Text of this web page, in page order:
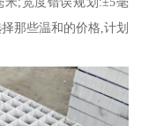
那些温和的价格,计划